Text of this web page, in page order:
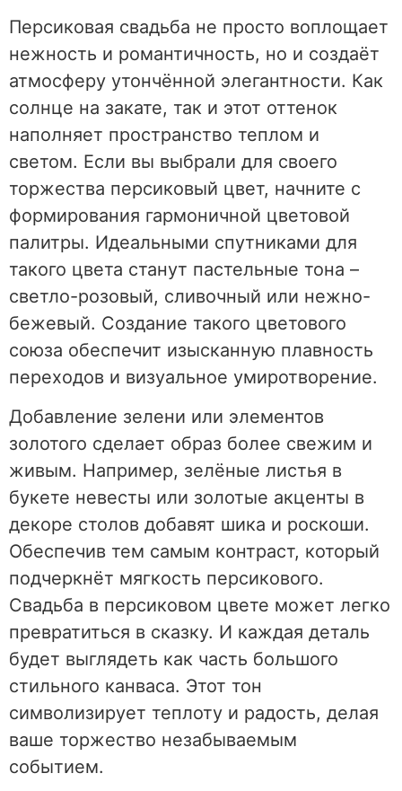
Персиковая свадьба не просто воплощает
нежность и романтичность, но и создаёт
атмосферу утончённой элегантности. Как
солнце на закате, так и этот оттенок
наполняет пространство теплом и
светом. Если вы выбрали для своего
торжества персиковый цвет, начните с
формирования гармоничной цветовой
палитры. Идеальными спутниками для
такого цвета станут пастельные тона –
светло-розовый, сливочный или нежно-
бежевый. Создание такого цветового
союза обеспечит изысканную плавность
переходов и визуальное умиротворение.
Добавление зелени или элементов
золотого сделает образ более свежим и
живым. Например, зелёные листья в
букете невесты или золотые акценты в
декоре столов добавят шика и роскоши.
Обеспечив тем самым контраст, который
подчеркнёт мягкость персикового.
Свадьба в персиковом цвете может легко
превратиться в сказку. И каждая деталь
будет выглядеть как часть большого
стильного канваса. Этот тон
символизирует теплоту и радость, делая
ваше торжество незабываемым
событием.